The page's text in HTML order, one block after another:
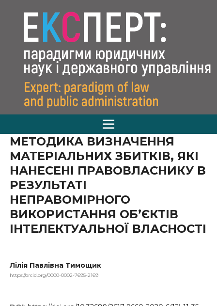
МЕТОДИКА ВИЗНАЧЕННЯ
МАТЕРІАЛЬНИХ ЗБИТКІВ, ЯКІ
НАНЕСЕНІ ПРАВОВЛАСНИКУ В
РЕЗУЛЬТАТІ
НЕПРАВОМІРНОГО
ВИКОРИСТАННЯ ОБ’ЄКТІВ
ІНТЕЛЕКТУАЛЬНОЇ ВЛАСНОСТІ
Лілія Павлівна Тимощик
https://orcid.org/0000-0002-7695-2169